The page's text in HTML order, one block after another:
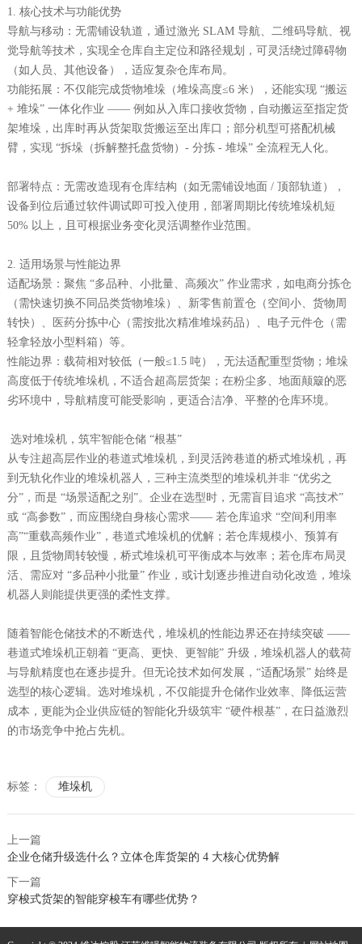
1. 核心技术与功能优势
导航与移动：无需铺设轨道，通过激光 SLAM 导航、二维码导航、视
觉导航等技术，实现全仓库自主定位和路径规划，可灵活绕过障碍物
（如人员、其他设备），适应复杂仓库布局。
功能拓展：不仅能完成货物堆垛（堆垛高度≤6 米），还能实现 “搬运
+ 堆垛” 一体化作业 —— 例如从入库口接收货物，自动搬运至指定货
架堆垛，出库时再从货架取货搬运至出库口；部分机型可搭配机械
臂，实现 “拆垛（拆解整托盘货物）- 分拣 - 堆垛” 全流程无人化。
部署特点：无需改造现有仓库结构（如无需铺设地面 / 顶部轨道），
设备到位后通过软件调试即可投入使用，部署周期比传统堆垛机短
50% 以上，且可根据业务变化灵活调整作业范围。
2. 适用场景与性能边界
适配场景：聚焦 “多品种、小批量、高频次” 作业需求，如电商分拣仓
（需快速切换不同品类货物堆垛）、新零售前置仓（空间小、货物周
转快）、医药分拣中心（需按批次精准堆垛药品）、电子元件仓（需
轻拿轻放小型料箱）等。
性能边界：载荷相对较低（一般≤1.5 吨），无法适配重型货物；堆垛
高度低于传统堆垛机，不适合超高层货架；在粉尘多、地面颠簸的恶
劣环境中，导航精度可能受影响，更适合洁净、平整的仓库环境。
选对堆垛机，筑牢智能仓储 “根基”
从专注超高层作业的巷道式堆垛机，到灵活跨巷道的桥式堆垛机，再
到无轨化作业的堆垛机器人，三种主流类型的堆垛机并非 “优劣之
分”，而是 “场景适配之别”。企业在选型时，无需盲目追求 “高技术”
或 “高参数”，而应围绕自身核心需求—— 若仓库追求 “空间利用率
高”“重载高频作业”，巷道式堆垛机的优解；若仓库规模小、预算有
限，且货物周转较慢，桥式堆垛机可平衡成本与效率；若仓库布局灵
活、需应对 “多品种小批量” 作业，或计划逐步推进自动化改造，堆垛
机器人则能提供更强的柔性支撑。
随着智能仓储技术的不断迭代，堆垛机的性能边界还在持续突破 ——
巷道式堆垛机正朝着 “更高、更快、更智能” 升级，堆垛机器人的载荷
与导航精度也在逐步提升。但无论技术如何发展，“适配场景” 始终是
选型的核心逻辑。选对堆垛机，不仅能提升仓储作业效率、降低运营
成本，更能为企业供应链的智能化升级筑牢 “硬件根基”，在日益激烈
的市场竞争中抢占先机。
标签： 堆垛机
上一篇
企业仓储升级选什么？立体仓库货架的 4 大核心优势解
下一篇
穿梭式货架的智能穿梭车有哪些优势？